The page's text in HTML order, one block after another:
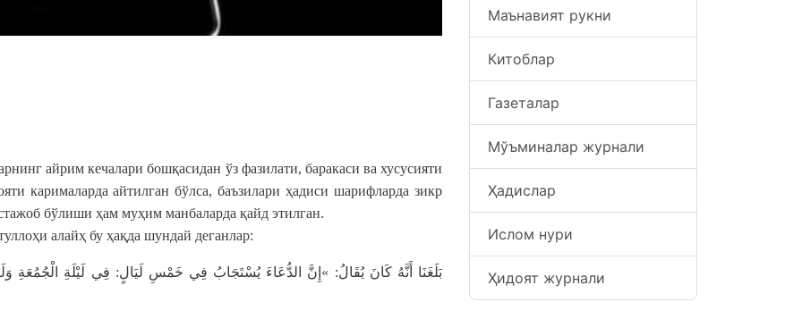
айрим кечалари бошқасидан ўз фазилати, баракаси ва хусусияти
карималарда айтилган бўлса, баъзилари ҳадиси шарифларда зикр
бўлиши ҳам муҳим манбаларда қайд этилган.
алайҳ бу ҳақда шундай деганлар:
بَلَغَنَا أَنَّهُ كَانَ يُقَالُ: »إِنَّ الدُّعَاءَ يُسْتَجَابُ فِي خَمْسِ لَيَالٍ: فِي لَيْلَةِ الْجُمُعَةِ
Маънавият рукни
Китоблар
Газеталар
Мўъминалар журнали
Ҳадислар
Ислом нури
Ҳидоят журнали